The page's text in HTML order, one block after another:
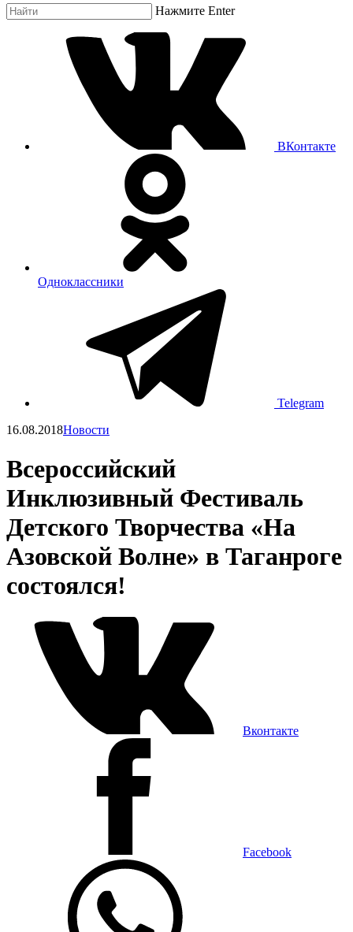
Нажмите Enter
ВКонтакте
Одноклассники
Telegram
16.08.2018Новости
Всероссийский
Инклюзивный Фестиваль
Детского Творчества «На
Азовской Волне» в Таганроге
состоялся!
Вконтакте
Facebook